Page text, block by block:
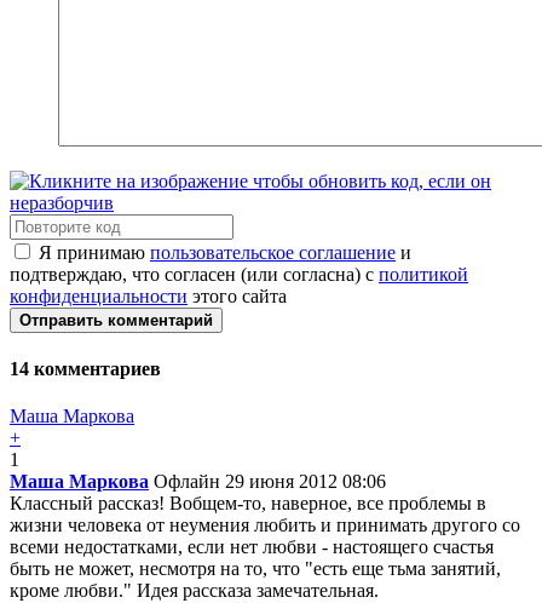
Я принимаю пользовательское соглашение и
подтверждаю, что согласен (или согласна) с политикой
конфиденциальности этого сайта
Отправить комментарий
14 комментариев
Маша Маркова
+
1
Маша Маркова Офлайн 29 июня 2012 08:06
Классный рассказ! Вобщем-то, наверное, все проблемы в
жизни человека от неумения любить и принимать другого со
всеми недостатками, если нет любви - настоящего счастья
быть не может, несмотря на то, что "есть еще тьма занятий,
кроме любви." Идея рассказа замечательная.